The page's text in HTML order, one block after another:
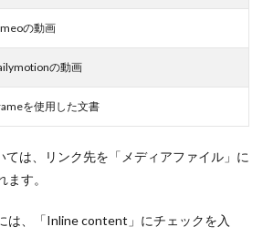
の動画
の動画
を使用した文書
ては、リンク先を「メディアファイル」に
す。
は、「Inline content」にチェックを入